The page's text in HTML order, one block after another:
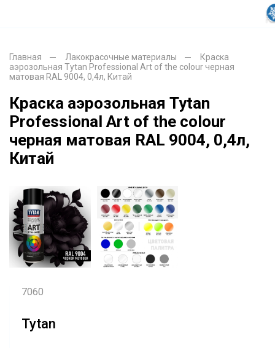
Главная Лакокрасочные материалы
Краска
аэрозольная Tytan Professional Art of the colour черная
матовая RAL 9004, 0,4л, Китай
Краска аэрозольная Tytan
Professional Art of the colour
черная матовая RAL 9004, 0,4л,
Китай
7060
Tytan